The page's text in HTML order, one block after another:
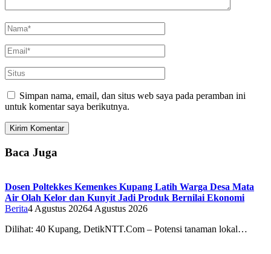
Simpan nama, email, dan situs web saya pada peramban ini
untuk komentar saya berikutnya.
Baca Juga
Dosen Poltekkes Kemenkes Kupang Latih Warga Desa Mata
Air Olah Kelor dan Kunyit Jadi Produk Bernilai Ekonomi
Berita4 Agustus 20264 Agustus 2026
Dilihat: 40 Kupang, DetikNTT.Com – Potensi tanaman lokal…